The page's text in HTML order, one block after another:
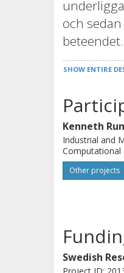
och
noggrann
(ii) studier
kopplade
ytterligare
SHOW ENTIRE
Kenneth
Industrial and
Computational
Other projects
Swedish